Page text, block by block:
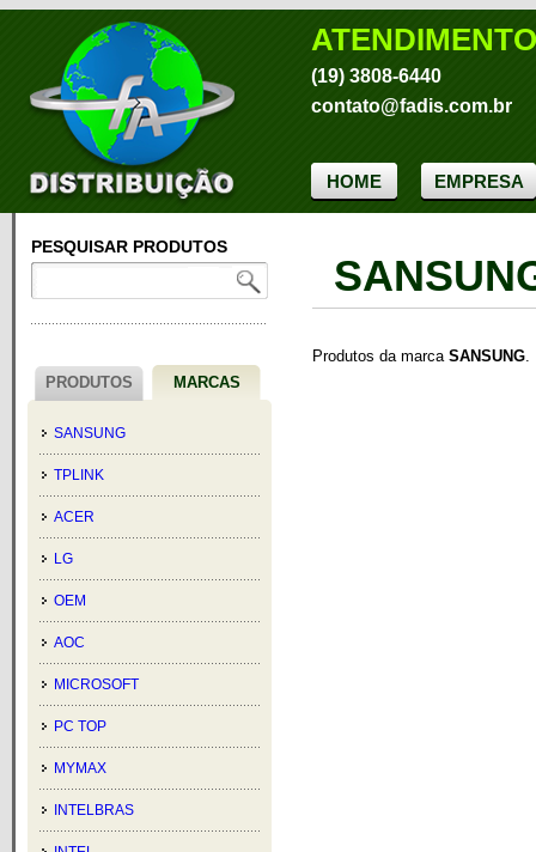
ATENDIMENTO
(19) 3808-6440
contato@fadis.com.br
HOME EMPRESA
PESQUISAR PRODUTOS
PRODUTOS MARCAS
SANSUNG
TPLINK
ACER
LG
OEM
AOC
MICROSOFT
PC TOP
MYMAX
INTELBRAS
Produtos da marca SANSUNG.